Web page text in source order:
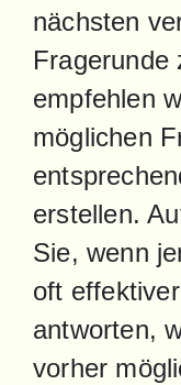
nächsten
Fragerunde
empfehlen
möglichen
erstellen.
Sie, wenn
oft
antworten,
vorher